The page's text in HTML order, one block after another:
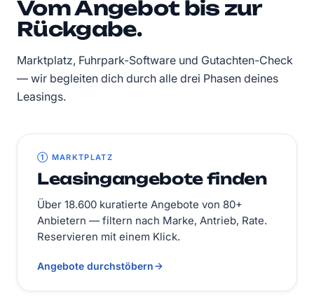
Vom Angebot bis zur
Rückgabe.
Marktplatz, Fuhrpark-Software und Gutachten-Check
— wir begleiten dich durch alle drei Phasen deines
Leasings.
① MARKTPLATZ
Leasingangebote finden
Über 18.600 kuratierte Angebote von 80+
Anbietern — filtern nach Marke, Antrieb, Rate.
Reservieren mit einem Klick.
Angebote durchstöbern